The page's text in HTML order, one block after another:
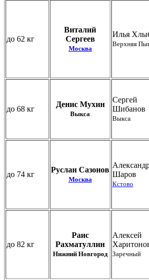
до 62 кг
Виталий
Сергеев
Москва
Илья
Верхняя
до 68 кг
Денис Мухин
Выкса
Сергей
Шибанов
Выкса
до 74 кг
Руслан Сазонов
Москва
Шаров
Кстово
до 82 кг
Раис
Рахматуллин
Нижний Новгород
Алексей
Заречный